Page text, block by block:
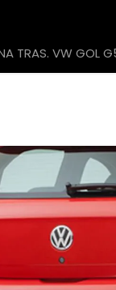
TRAS. VW GOL